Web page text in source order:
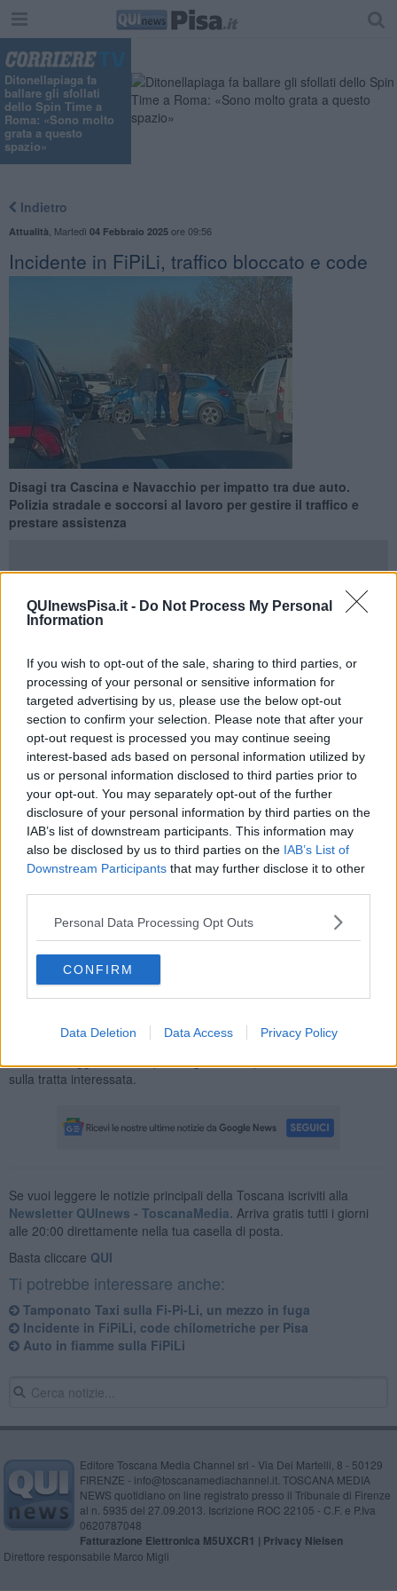
QUInewsPisa.it - Do Not Process My Personal
Information
If you wish to opt-out of the sale, sharing to third parties, or
processing of your personal or sensitive information for
targeted advertising by us, please use the below opt-out
section to confirm your selection. Please note that after your
opt-out request is processed you may continue seeing
interest-based ads based on personal information utilized by
us or personal information disclosed to third parties prior to
your opt-out. You may separately opt-out of the further
disclosure of your personal information by third parties on the
IAB’s list of downstream participants. This information may
also be disclosed by us to third parties on the IAB’s List of
Downstream Participants that may further disclose it to other
Personal Data Processing Opt Outs
CONFIRM
Data Deletion Data Access Privacy Policy
Ditonellapiaga fa
ballare gli sfollati
dello Spin Time a
Roma: «Sono molto
grata a questo
spazio»
Indietro
Attualità Martedì 04 Febbraio 2025ore 09:56
​Incidente in FiPiLi, traffico bloccato e code
Disagi tra Cascina e Navacchio per impatto tra due auto.
Polizia stradale e soccorsi al lavoro per gestire il traffico e
prestare assistenza
incidente tra gli svincoli di Cascina e Navacchio-Visignano,
precisamente al chilometro 65+300 in direzione Pisa.
Secondo le prime informazioni,lo scontro ha coinvolto due
automobili, provocandoil blocco parziale della carreggiat
formazione di lunghe code
. Sul posto sono intervenuti gli agenti
della polizia stradale, che stanno eseguendo i rilievi per ricostruire
la dinamica dell’incidente e garantire la sicurezza degli
automobilisti.
assistenza alle persone coinvolte, ma non sono ancora note le
condizioni dei feriti.
La viabilità risulta fortemente compromessa nell’area
interessatadal sinistro, con rallentamenti che si estendono per
chilometri. Gli automobilisti sono invitati a procedere con cautela e,
se possibile, a scegliere percorsi alternativi per evitare ulteriori
La situazione sulla FiPiLi è monitorata costantemente e si
sulla tratta interessata.
Se vuoi leggere le notizie principali della Toscana iscriviti alla
Newsletter QUInews - ToscanaMedia. Arriva gratis tutti i giorni
alle 20:00 direttamente nella tua casella di posta.
Basta cliccare QUI
Ti potrebbe interessare anche:
Tamponato Taxi sulla Fi-Pi-Li, un mezzo in fuga
Incidente in FiPiLi, code chilometriche per Pisa
Auto in fiamme sulla FiPiLi
Editore Toscana Media Channel srl - Via Dei Martelli, 8 - 50129
FIRENZE - info@toscanamediachannel.it. TOSCANA MEDIA
NEWS quotidiano on line registrato presso il Tribunale di Firenze
al n. 5935 del 27.09.2013. Iscrizione ROC 22105 - C.F. e P.Iva
0620787048
Fatturazione Elettronica M5UXCR1 | Privacy Nielsen
Direttore responsabile Marco Migli